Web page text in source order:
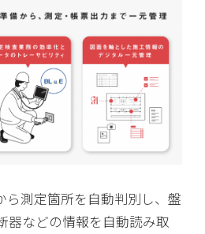
ら測定箇所を自動判別し、盤
器などの情報を自動読み取